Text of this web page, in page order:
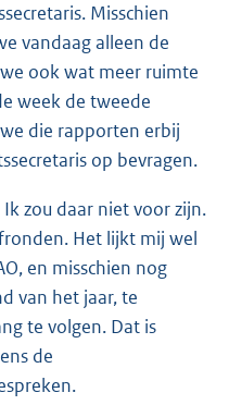
Misschien
vandaag alleen de
ook wat meer ruimte
week de tweede
die rapporten erbij
op bevragen.
Ik zou daar niet voor zijn.
Het lijkt mij wel
en misschien nog
van het jaar, te
te volgen. Dat is
de